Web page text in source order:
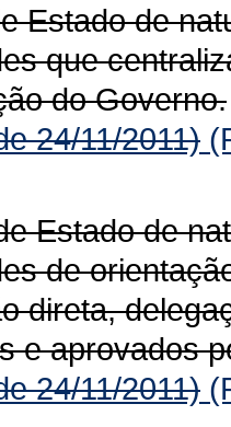
Estado de
que
do Governo.
24/11/2011)
Estado de
de
direta,
e apro­vados
24/11/2011)